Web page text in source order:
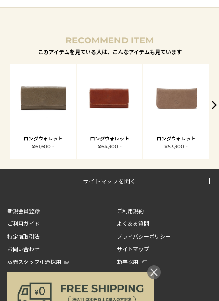
RECOMMEND ITEM
このアイテムを見ている人は、こんなアイテムも見ています
ロングウォレット
¥61,600 -
ロングウォレット
¥64,900 -
ロングウォレット
¥53,900 -
サイトマップを開く
新規会員登録
ご利用規約
ご利用ガイド
よくある質問
特定商取引法
プライバシーポリシー
お問い合わせ
サイトマップ
販売スタッフ中途採用
新卒採用